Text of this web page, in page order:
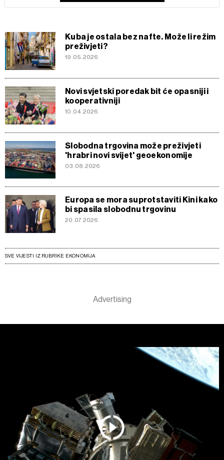
Kuba je ostala bez nafte. Može li režim
preživjeti?
19.05.2026
Novi svjetski poredak bit će opasniji i
kooperativniji
10.04.2026
Slobodna trgovina može preživjeti
'hrabri novi svijet' geoekonomije
03.08.2026
Europa se mora suprotstaviti Kini kako
bi spasila slobodnu trgovinu
20.07.2026
SVE VIJESTI IZ RUBRIKE EKONOMIJA